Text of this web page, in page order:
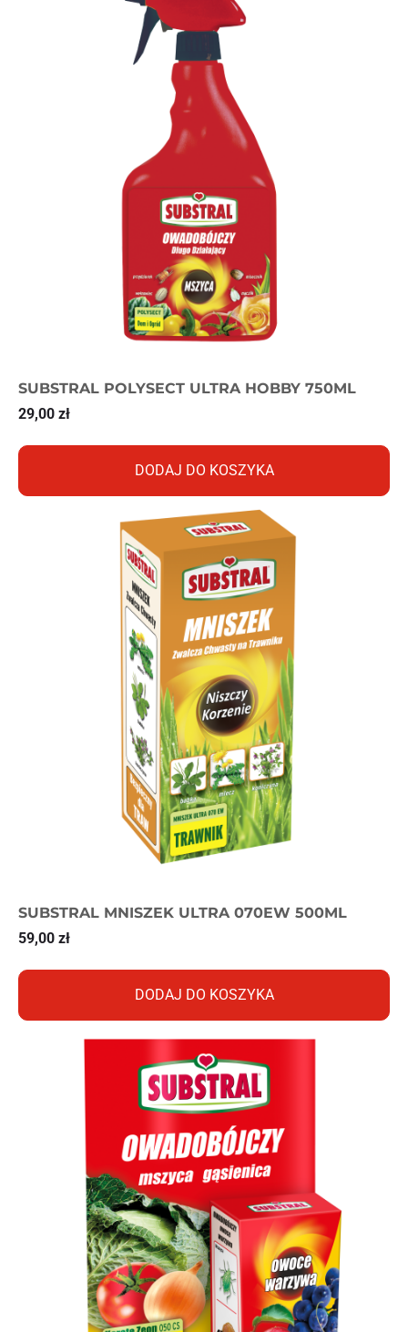
SUBSTRAL POLYSECT ULTRA HOBBY 750ML
29,00 zł
DODAJ DO KOSZYKA
SUBSTRAL MNISZEK ULTRA 070EW 500ML
59,00 zł
DODAJ DO KOSZYKA